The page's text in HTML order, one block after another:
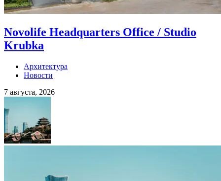
Novolife Headquarters Office / Studio
Krubka
Архитектура
Новости
7 августа, 2026